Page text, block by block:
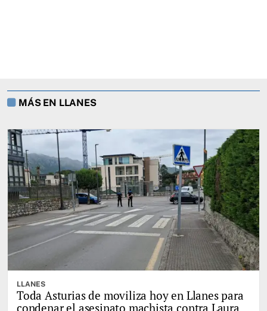
MÁS EN LLANES
LLANES
Toda Asturias de moviliza hoy en Llanes para
condenar el asesinato machista contra Laura